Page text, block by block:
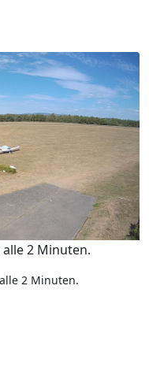
2 Minuten.
2 Minuten.